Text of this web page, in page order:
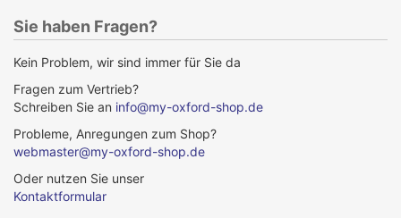
Sie haben Fragen?
Kein Problem, wir sind immer für Sie da
Fragen zum Vertrieb?
Schreiben Sie an info@my-oxford-shop.de
Probleme, Anregungen zum Shop?
webmaster@my-oxford-shop.de
Oder nutzen Sie unser
Kontaktformular